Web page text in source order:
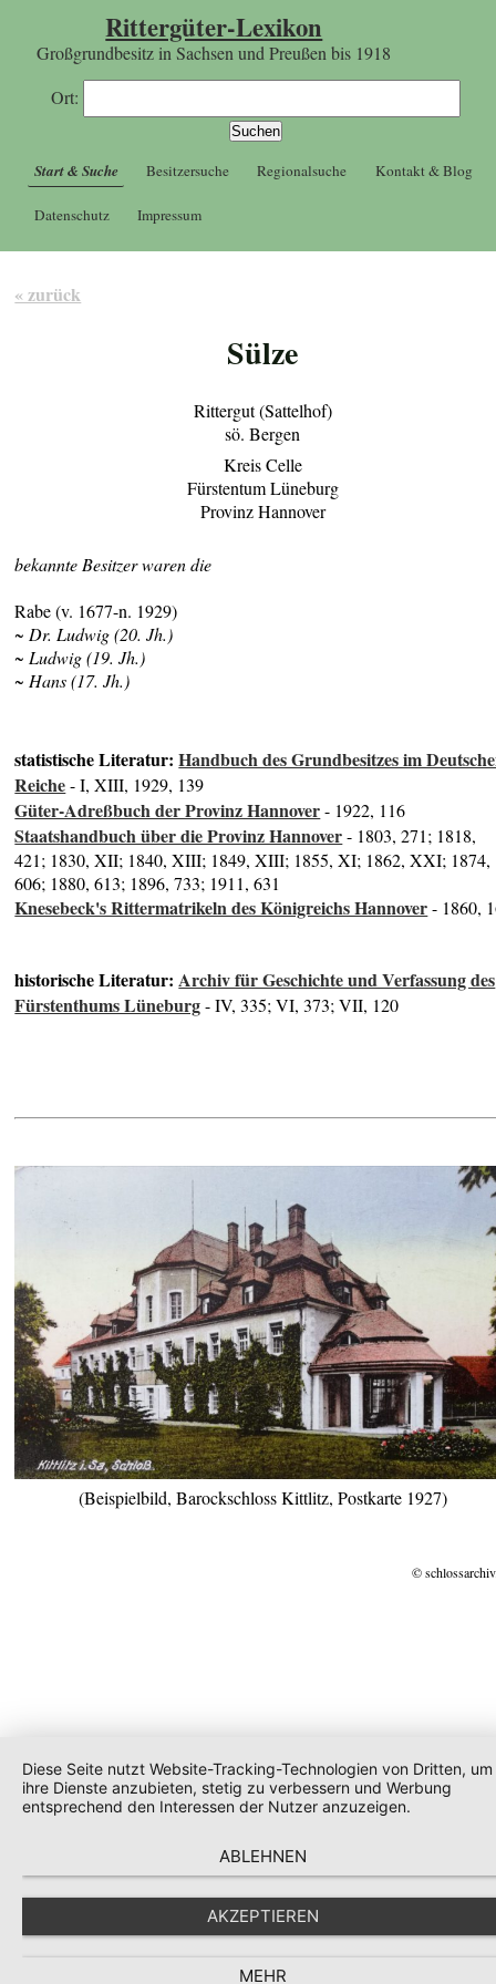
Rittergüter-Lexikon
Großgrundbesitz in Sachsen und Preußen bis 1918
Ort:
Start & Suche Besitzersuche Regionalsuche Kontakt & Blog
Datenschutz Impressum
« zurück
Sülze
Rittergut (Sattelhof)
sö. Bergen
Kreis Celle
Fürstentum Lüneburg
Provinz Hannover
bekannte Besitzer waren die
Rabe (v. 1677-n. 1929)
~ Dr. Ludwig (20. Jh.)
~ Ludwig (19. Jh.)
~ Hans (17. Jh.)
statistische Literatur:Handbuch des Grundbesitzes im
Reiche- I, XIII, 1929, 139
Güter-Adreßbuch der Provinz Hannover- 1922, 116
Staatshandbuch über die Provinz Hannover- 1803, 271; 1818,
421; 1830, XII; 1840, XIII; 1849, XIII; 1855, XI; 1862, XXI; 1874,
606; 1880, 613; 1896, 733; 1911, 631
Knesebeck's Rittermatrikeln des Königreichs Hannover- 1860,
historische Literatur:Archiv für Geschichte und Verfassung des
Fürstenthums Lüneburg- IV, 335; VI, 373; VII, 120
(Beispielbild, Barockschloss Kittlitz, Postkarte 1927)
©
Diese Seite nutzt Website-Tracking-Technologien von Dritten, um
ihre Dienste anzubieten, stetig zu verbessern und Werbung
entsprechend den Interessen der Nutzer anzuzeigen.
ABLEHNEN
AKZEPTIEREN
MEHR